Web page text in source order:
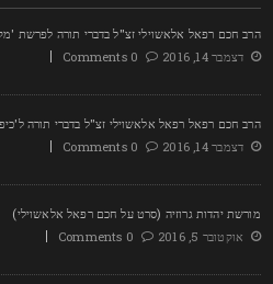
חכם רפאל אלאשוילי זצ"ל בדברי תורה לפרשת 'מקץ'
דצמבר 14, 2016
0 Comments
חכם רפאל רפאל אלאשוילי זצ"ל בדברי תורה ל'כיפור'
דצמבר 14, 2016
0 Comments
יהדות גרוזיה (סרט על חכם רפאל אלאשוילי)
אוקטובר 5, 2016
0 Comments